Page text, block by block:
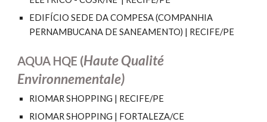
EDIFÍCIO SEDE DA COMPESA (COMPANHIA
PERNAMBUCANA DE SANEAMENTO) | RECIFE/PE
AQUA HQE (Haute Qualité
Environnementale)
RIOMAR SHOPPING | RECIFE/PE
RIOMAR SHOPPING | FORTALEZA/CE